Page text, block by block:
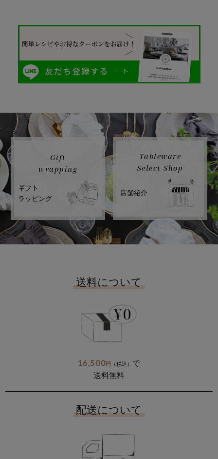
Gift
wrapping
ギフト
ラッピング
Tableware
Select Shop
店舗紹介
送料について
16,500円 （税込） で
送料無料
配送について